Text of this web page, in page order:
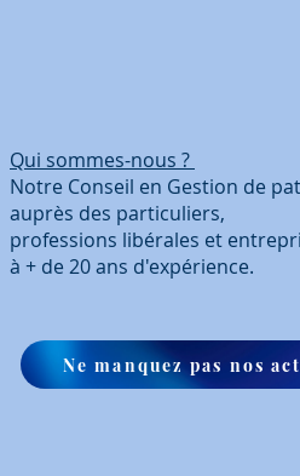
Qui sommes-nous ?
Notre Conseil en Gestion
auprès des
professions libérales
à + de 20 ans
Ne manquez pas nos